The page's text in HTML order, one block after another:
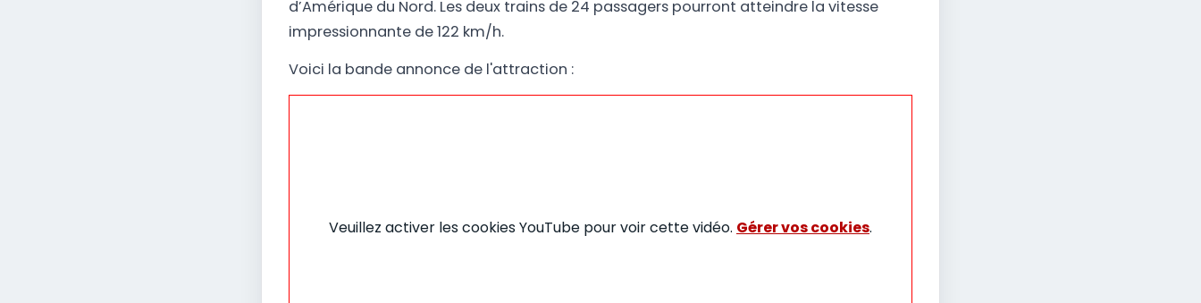
d’Amérique du Nord. Les deux trains de 24 passagers pourront atteindre la vitesse
impressionnante de 122 km/h.
Voici la bande annonce de l'attraction :
Veuillez activer les cookies YouTube pour voir cette vidéo. Gérer vos cookies.